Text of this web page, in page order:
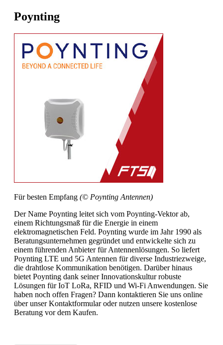
Poynting
Für besten Empfang (© Poynting Antennen)
Der Name Poynting leitet sich vom Poynting-Vektor ab,
einem Richtungsmaß für die Energie in einem
elektromagnetischen Feld. Poynting wurde im Jahr 1990 als
Beratungsunternehmen gegründet und entwickelte sich zu
einem führenden Anbieter für Antennenlösungen. So liefert
Poynting LTE und 5G Antennen für diverse Industriezweige,
die drahtlose Kommunikation benötigen. Darüber hinaus
bietet Poynting dank seiner Innovationskultur robuste
Lösungen für IoT LoRa, RFID und Wi-Fi Anwendungen. Sie
haben noch offen Fragen? Dann kontaktieren Sie uns online
über unser Kontaktformular oder nutzen unsere kostenlose
Beratung vor dem Kaufen.